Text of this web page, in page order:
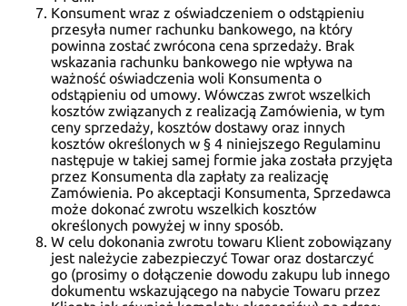
Konsument wraz z oświadczeniem o odstąpieniu
przesyła numer rachunku bankowego, na który
powinna zostać zwrócona cena sprzedaży. Brak
wskazania rachunku bankowego nie wpływa na
ważność oświadczenia woli Konsumenta o
odstąpieniu od umowy. Wówczas zwrot wszelkich
kosztów związanych z realizacją Zamówienia, w tym
ceny sprzedaży, kosztów dostawy oraz innych
kosztów określonych w § 4 niniejszego Regulaminu
następuje w takiej samej formie jaka została przyjęta
przez Konsumenta dla zapłaty za realizację
Zamówienia. Po akceptacji Konsumenta, Sprzedawca
może dokonać zwrotu wszelkich kosztów
określonych powyżej w inny sposób.
W celu dokonania zwrotu towaru Klient zobowiązany
jest należycie zabezpieczyć Towar oraz dostarczyć
go (prosimy o dołączenie dowodu zakupu lub innego
dokumentu wskazującego na nabycie Towaru przez